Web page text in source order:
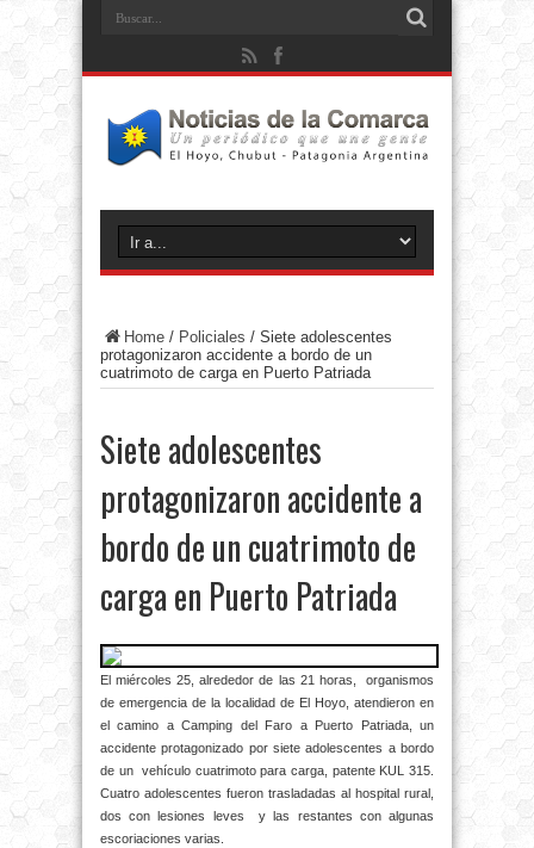
Home / Policiales / Siete adolescentes
protagonizaron accidente a bordo de un
cuatrimoto de carga en Puerto Patriada
Siete adolescentes
protagonizaron accidente a
bordo de un cuatrimoto de
carga en Puerto Patriada
El miércoles 25, alrededor de las 21 horas, organismos
de emergencia de la localidad de El Hoyo, atendieron en
el camino a Camping del Faro a Puerto Patriada, un
accidente protagonizado por siete adolescentes a bordo
de un vehículo cuatrimoto para carga, patente KUL 315.
Cuatro adolescentes fueron trasladadas al hospital rural,
dos con lesiones leves y las restantes con algunas
escoriaciones varias.